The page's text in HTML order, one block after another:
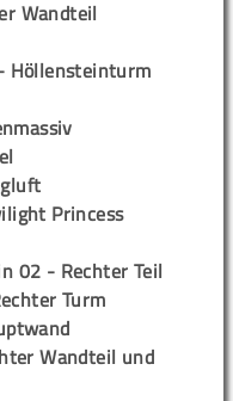
Wandteil
Höllensteinturm
Princess
02 - Rechter Teil
Turm
Wandteil und